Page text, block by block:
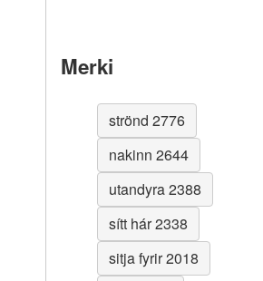
Merki
strönd 2776
nakinn 2644
utandyra 2388
sítt hár 2338
sitja fyrir 2018